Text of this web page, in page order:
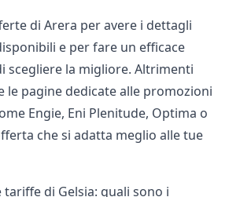
di Arera per avere i dettagli
e per fare un efficace
scegliere la migliore. Altrimenti
le pagine dedicate alle promozioni
Engie, Eni Plenitude, Optima o
che si adatta meglio alle tue
tariffe di Gelsia: quali sono i